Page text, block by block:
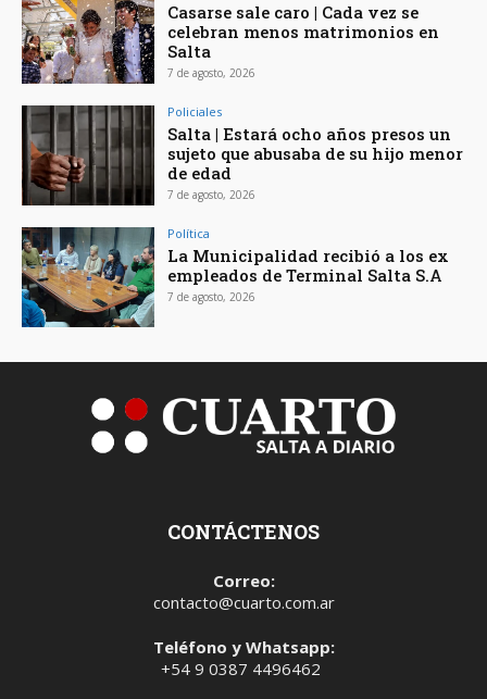
Casarse sale caro | Cada vez se
celebran menos matrimonios en
Salta
7 de agosto, 2026
Policiales
Salta | Estará ocho años presos un
sujeto que abusaba de su hijo menor
de edad
7 de agosto, 2026
Política
La Municipalidad recibió a los ex
empleados de Terminal Salta S.A
7 de agosto, 2026
CONTÁCTENOS
Correo:
contacto@cuarto.com.ar
Teléfono y Whatsapp:
+54 9 0387 4496462